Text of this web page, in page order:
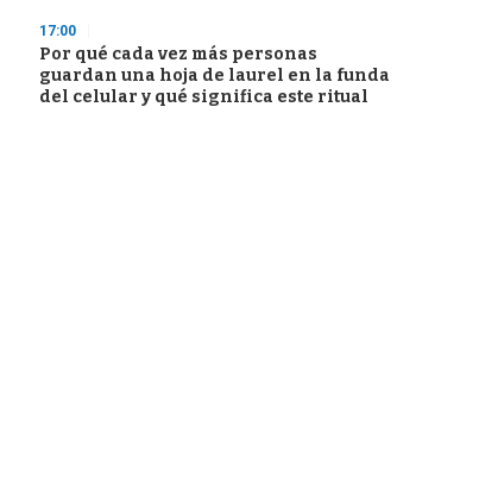
17:00
Por qué cada vez más personas
guardan una hoja de laurel en la funda
del celular y qué significa este ritual